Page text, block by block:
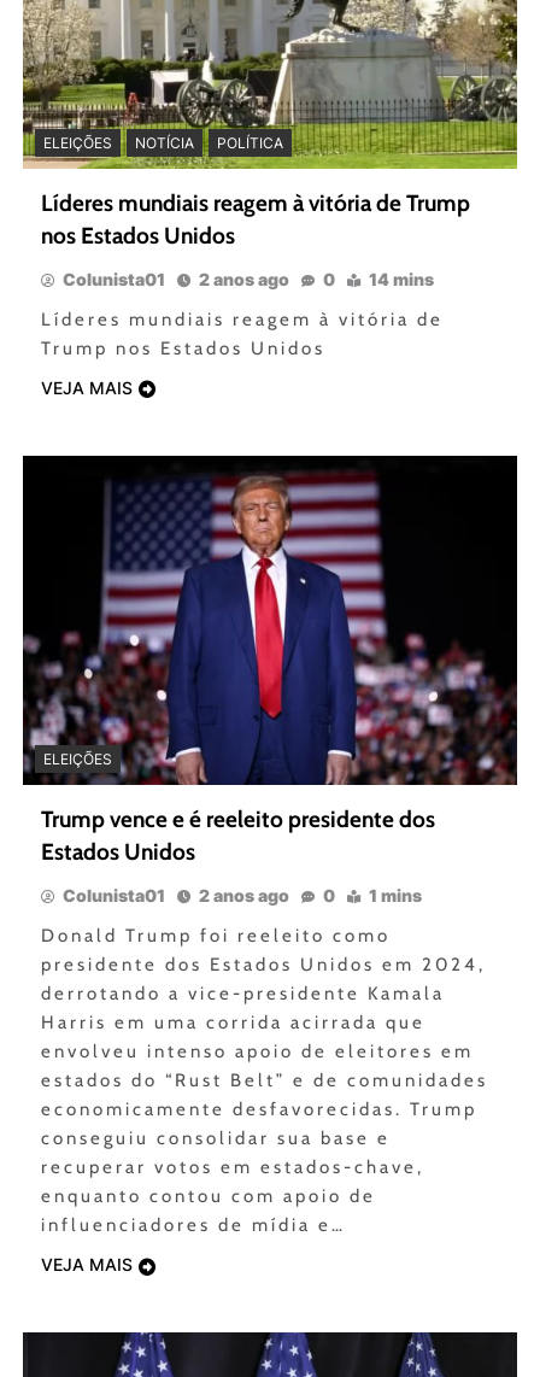
ELEIÇÕES NOTÍCIA POLÍTICA
Líderes mundiais reagem à vitória de Trump
nos Estados Unidos
Colunista01 2 anos ago 0 14 mins
Líderes mundiais reagem à vitória de
Trump nos Estados Unidos
VEJA MAIS
ELEIÇÕES
Trump vence e é reeleito presidente dos
Estados Unidos
Colunista01 2 anos ago 0 1 mins
Donald Trump foi reeleito como
presidente dos Estados Unidos em 2024,
derrotando a vice-presidente Kamala
Harris em uma corrida acirrada que
envolveu intenso apoio de eleitores em
estados do “Rust Belt” e de comunidades
economicamente desfavorecidas. Trump
conseguiu consolidar sua base e
recuperar votos em estados-chave,
enquanto contou com apoio de
influenciadores de mídia e…
VEJA MAIS